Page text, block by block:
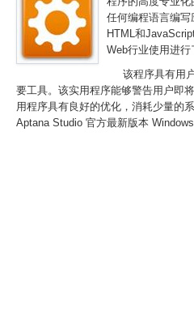
任何编程语言编写
HTML和
Web行业使用进行
该程序具有用
要工具。该实用程序能够警告用户即
用程序具有良好的优化，消耗少量的
Aptana Studio 官方最新版本 Windows